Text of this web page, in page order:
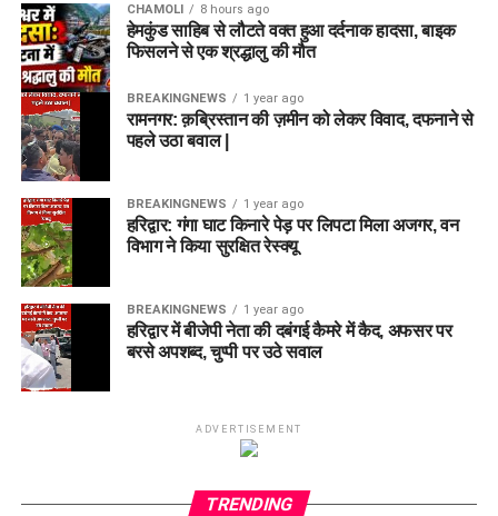
CHAMOLI 8 hours ago
हेमकुंड साहिब से लौटते वक्त हुआ दर्दनाक हादसा, बाइक
फिसलने से एक श्रद्धालु की मौत
BREAKINGNEWS 1 year ago
रामनगर: क़ब्रिस्तान की ज़मीन को लेकर विवाद, दफनाने से
पहले उठा बवाल |
BREAKINGNEWS 1 year ago
हरिद्वार: गंगा घाट किनारे पेड़ पर लिपटा मिला अजगर, वन
विभाग ने किया सुरक्षित रेस्क्यू
BREAKINGNEWS 1 year ago
हरिद्वार में बीजेपी नेता की दबंगई कैमरे में कैद, अफसर पर
बरसे अपशब्द, चुप्पी पर उठे सवाल
ADVERTISEMENT
TRENDING